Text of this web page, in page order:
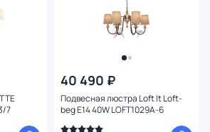
7
40 490 ₽
Подвесная люстра Loft It Loft-
beg E14 40W LOFT1029A-6